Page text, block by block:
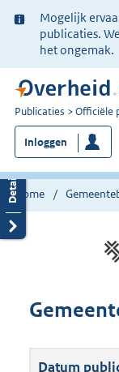
Ter
informatie:
Mogelijk
publicaties.
het ongemak.
U
bent
nu
hier:
Publicaties Officiële
Inloggen
Home